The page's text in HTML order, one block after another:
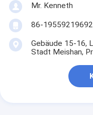
Mr. Kenneth
86-19559219692
Gebäude 15-16,
Stadt Meishan,